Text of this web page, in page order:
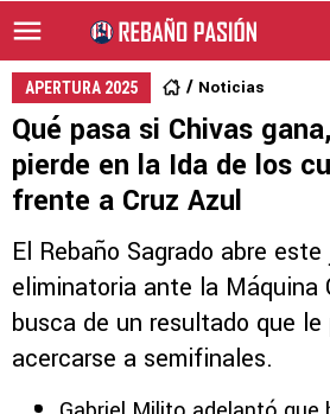
APERTURA 2025 Noticias
Qué pasa si Chivas
pierde en la Ida de los
frente a Cruz Azul
El Rebaño Sagrado abre
eliminatoria ante la Máquina
busca de un resultado que le
acercarse a semifinales.